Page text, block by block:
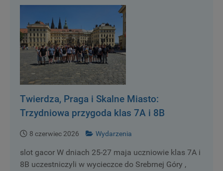
Twierdza, Praga i Skalne Miasto:
Trzydniowa przygoda klas 7A i 8B
8 czerwiec 2026 Wydarzenia
slot gacor W dniach 25-27 maja uczniowie klas 7A i
8B uczestniczyli w wycieczce do Srebrnej Góry ,